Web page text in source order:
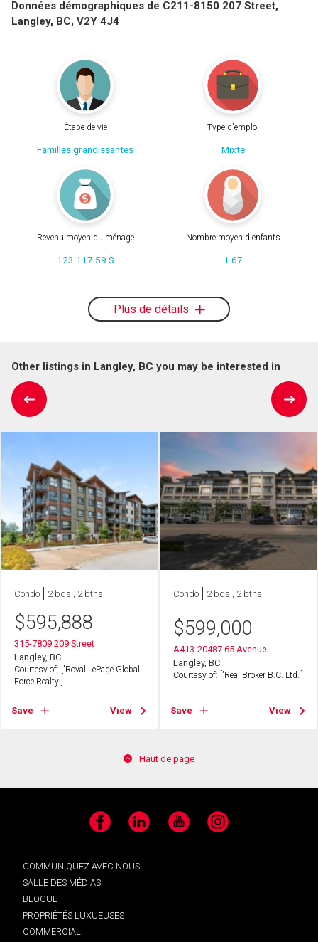
Données démographiques de C211-8150 207 Street,
Langley, BC, V2Y 4J4
Étape de vie
Familles grandissantes
Type d'emploi
Mixte
Revenu moyen du ménage
123 117.59 $
Nombre moyen d'enfants
1.67
Plus de détails
Other listings in Langley, BC you may be interested in
Condo 2 bds , 2 bths
$595,888
315-7809 209 Street
Langley, BC
Courtesy of: ['Royal LePage Global
Force Realty']
Save View
Condo 2 bds , 2 bths
$599,000
A413-20487 65 Avenue
Langley, BC
Courtesy of: ['Real Broker B.C. Ltd.']
Save View
Haut de page
Facebook LinkedIn YouTube Instagram
COMMUNIQUEZ AVEC NOUS
SALLE DES MÉDIAS
BLOGUE
PROPRIÉTÉS LUXUEUSES
COMMERCIAL